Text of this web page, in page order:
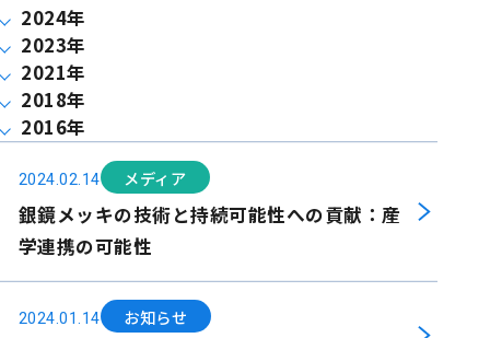
2024.02.14 メディア
銀鏡メッキの技術と持続可能性への貢献：産
学連携の可能性
2024.01.14 お知らせ
2024年
2023年
2021年
2018年
2016年